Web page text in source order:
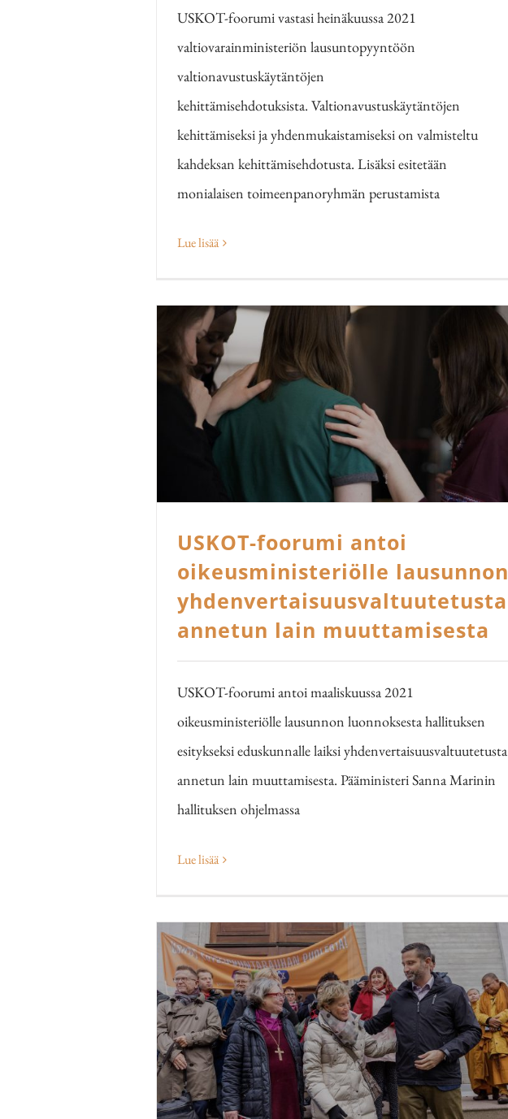
USKOT-foorumi vastasi heinäkuussa 2021
valtiovarainministeriön lausuntopyyntöön
valtionavustuskäytäntöjen
kehittämisehdotuksista. Valtionavustuskäytäntöjen
kehittämiseksi ja yhdenmukaistamiseksi on valmisteltu
kahdeksan kehittämisehdotusta. Lisäksi esitetään
monialaisen toimeenpanoryhmän perustamista
Lue lisää
USKOT-foorumi antoi
oikeusministeriölle lausunnon
yhdenvertaisuusvaltuutetusta
annetun lain muuttamisesta
USKOT-foorumi antoi maaliskuussa 2021
oikeusministeriölle lausunnon luonnoksesta hallituksen
esitykseksi eduskunnalle laiksi yhdenvertaisuusvaltuutetusta
annetun lain muuttamisesta. Pääministeri Sanna Marinin
hallituksen ohjelmassa
Lue lisää